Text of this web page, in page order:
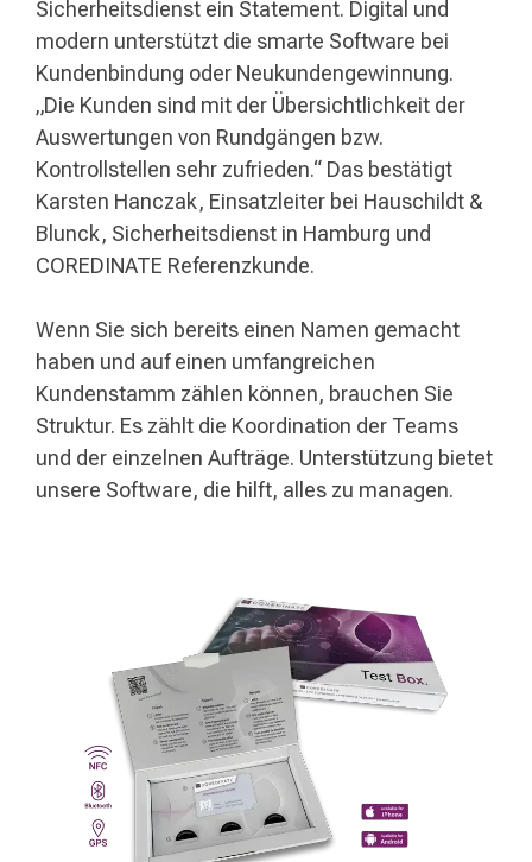
Sicherheitsdienst ein Statement. Digital und
modern unterstützt die smarte Software bei
Kundenbindung oder Neukundengewinnung.
„Die Kunden sind mit der Übersichtlichkeit der
Auswertungen von Rundgängen bzw.
Kontrollstellen sehr zufrieden.“ Das bestätigt
Karsten Hanczak, Einsatzleiter bei Hauschildt &
Blunck, Sicherheitsdienst in Hamburg und
COREDINATE Referenzkunde.
Wenn Sie sich bereits einen Namen gemacht
haben und auf einen umfangreichen
Kundenstamm zählen können, brauchen Sie
Struktur. Es zählt die Koordination der Teams
und der einzelnen Aufträge. Unterstützung bietet
unsere Software, die hilft, alles zu managen.